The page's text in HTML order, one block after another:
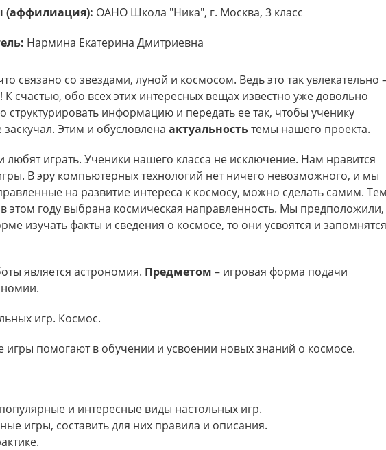
(аффилиация): ОАНО Школа "Ника", г. Москва, 3 класс
Нармина Екатерина Дмитриевна
связано со звездами, луной и космосом. Ведь это так увлекательно
К счастью, обо всех этих интересных вещах известно уже довольно
структурировать информацию и передать ее так, чтобы ученику
Этим и обусловлена актуальностьтемы нашего проекта.
любят играть. Ученики нашего класса не исключение. Нам нравится
В эру компьютерных технологий нет ничего невозможного, и мы
на развитие интереса к космосу, можно сделать самим. Тем
этом году выбрана космическая направленность. Мы предположили,
изучать факты и сведения о космосе, то они усвоятся и запомнятся
является астрономия. Предметом – игровая форма подачи
игр. Космос.
игры помогают в обучении и усвоении новых знаний о космосе.
и интересные виды настольных игр.
игры, составить для них правила и описания.